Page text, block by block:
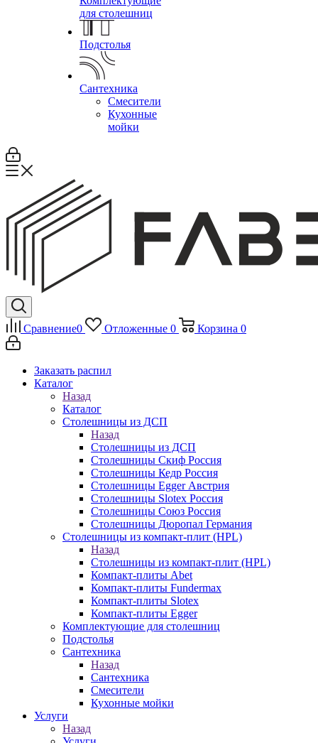
для столешниц
Подстолья
Сантехника
Смесители
Кухонные
мойки
Сравнение0 Отложенные 0 Корзина 0
Заказать распил
Каталог
Назад
Каталог
Столешницы из ДСП
Назад
Столешницы из ДСП
Столешницы Скиф Россия
Столешницы Кедр Россия
Столешницы Egger Австрия
Столешницы Slotex Россия
Столешницы Союз Россия
Столешницы Дюропал Германия
Столешницы из компакт-плит (HPL)
Назад
Столешницы из компакт-плит (HPL)
Компакт-плиты Abet
Компакт-плиты Fundermax
Компакт-плиты Slotex
Компакт-плиты Egger
Комплектующие для столешниц
Подстолья
Сантехника
Назад
Сантехника
Смесители
Кухонные мойки
Услуги
Назад